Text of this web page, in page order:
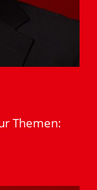
Themen: